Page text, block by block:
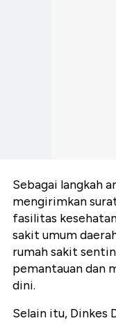
Sebagai langkah
mengirimkan
fasilitas
sakit umum
rumah sakit
pemantauan dan
dini.
Selain itu, Dinkes